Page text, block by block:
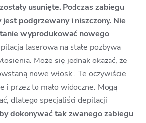
usunięte. Podczas zabiegu
jest podgrzewany i niszczony. Nie
wyprodukować nowego
laserowa na stałe pozbywa
Może się jednak okazać, że
nowe włoski. Te oczywiście
i przez to mało widoczne. Mogą
dlatego specjaliści depilacji
dokonywać tak zwanego zabiegu